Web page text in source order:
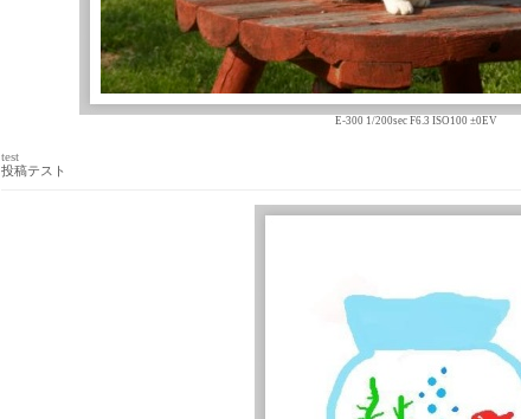
E-300 1/200sec F6.3 ISO100 ±0EV
test
投稿テスト